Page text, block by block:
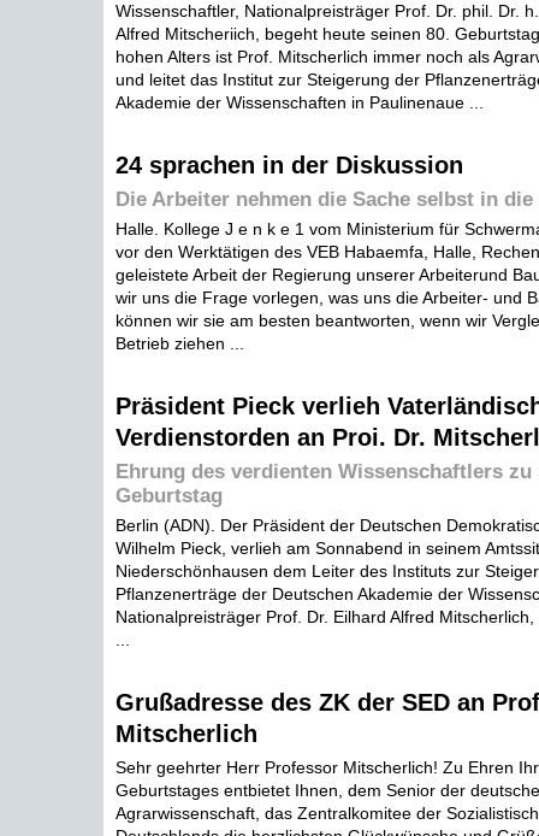
Wissenschaftler, Nationalpreisträger Prof. Dr. phil. Dr.
Alfred Mitscheriich, begeht heute seinen 80.
hohen Alters ist Prof. Mitscherlich immer noch als
und leitet das Institut zur Steigerung der
Akademie der Wissenschaften in Paulinenaue ...
24 sprachen in der Diskussion
Die Arbeiter nehmen die Sache selbst in die
Halle. Kollege J e n k e 1 vom Ministerium für
vor den Werktätigen des VEB Habaemfa, Halle,
geleistete Arbeit der Regierung unserer Arbeiterund
wir uns die Frage vorlegen, was uns die Arbeiter- und
können wir sie am besten beantworten, wenn wir
Betrieb ziehen ...
Präsident Pieck verlieh
Verdienstorden an Proi. Dr.
Ehrung des verdienten Wissenschaftlers zu
Geburtstag
Berlin (ADN). Der Präsident der Deutschen
Wilhelm Pieck, verlieh am Sonnabend in seinem
Niederschönhausen dem Leiter des Instituts zur
Pflanzenerträge der Deutschen Akademie der
Nationalpreisträger Prof. Dr. Eilhard Alfred
Grußadresse des ZK der SED an
Mitscherlich
Sehr geehrter Herr Professor Mitscherlich! Zu Ehren
Geburtstages entbietet Ihnen, dem Senior der
Agrarwissenschaft, das Zentralkomitee der